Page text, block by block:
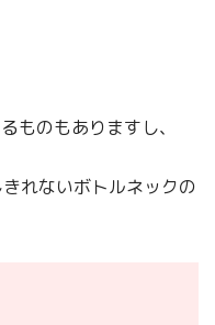
ものもありますし、
れないボトルネックの